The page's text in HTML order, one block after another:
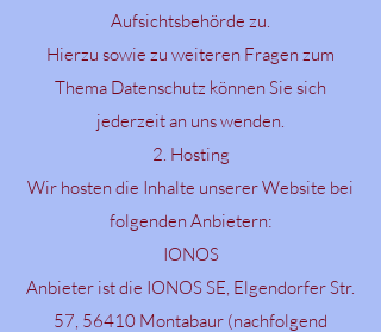
Aufsichtsbehörde zu.
Hierzu sowie zu weiteren Fragen zum
Thema Datenschutz können Sie sich
jederzeit an uns wenden.
2. Hosting
Wir hosten die Inhalte unserer Website bei
folgenden Anbietern:
IONOS
Anbieter ist die IONOS SE, Elgendorfer Str.
57, 56410 Montabaur (nachfolgend